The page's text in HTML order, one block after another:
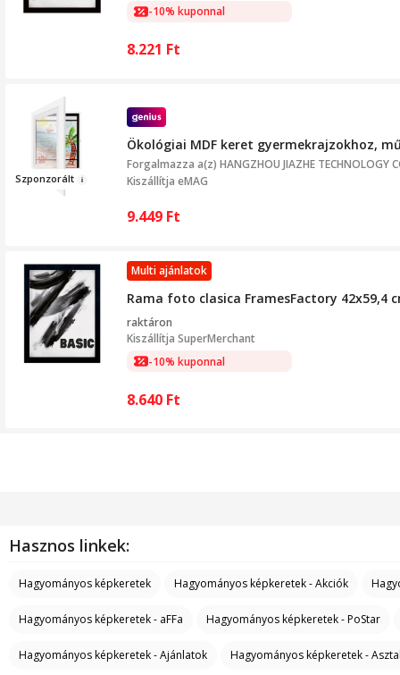
-10% kuponnal
8.221 Ft
Szponzorált
Ökológiai MDF keret gyermekrajzokhoz,
Forgalmazza a(z) HANGZHOU JIAZHE TECHNOLOGY
Kiszállítja eMAG
9.449 Ft
Multi ajánlatok
Rama foto clasica FramesFactory 42x59,4
raktáron
Kiszállítja SuperMerchant
-10% kuponnal
8.640 Ft
Hasznos linkek:
Hagyományos képkeretek Hagyományos képkeretek - Akciók
Hagyományos képkeretek - aFFa Hagyományos képkeretek - PoStar
Hagyományos képkeretek - Ajánlatok Hagyományos képkeretek -